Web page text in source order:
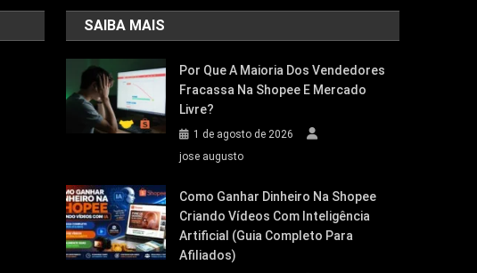
SAIBA MAIS
Por Que A Maioria Dos Vendedores
Fracassa Na Shopee E Mercado
Livre?
1 de agosto de 2026
jose augusto
Como Ganhar Dinheiro Na Shopee
Criando Vídeos Com Inteligência
Artificial (Guia Completo Para
Afiliados)